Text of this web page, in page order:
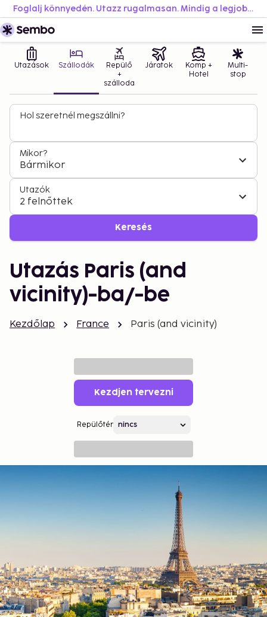
Foglalj könnyedén. Utazz rugalmasan. Mindig a legjobb áron.
Utazások Szállodák
Repülő
+
szálloda
Járatok
Komp +
Hotel
Multi-
stop
Hol szeretnél megszállni?
Mikor?
Bármikor
Utazók
2 felnőttek
Keresés
Utazás Paris (and
vicinity)-ba/-be
Kezdőlap France Paris (and vicinity)
Kezdjen tervezni
Repülőtér